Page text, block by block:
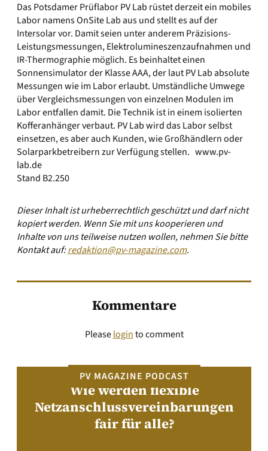
Das Potsdamer Prüflabor PV Lab rüstet derzeit ein mobiles
Labor namens OnSite Lab aus und stellt es auf der
Intersolar vor. Damit seien unter anderem Präzisions-
Leistungsmessungen, Elektrolumineszenzaufnahmen und
IR-Thermographie möglich. Es beinhaltet einen
Sonnensimulator der Klasse AAA, der laut PV Lab absolute
Messungen wie im Labor erlaubt. Umständliche Umwege
über Vergleichsmessungen von einzelnen Modulen im
Labor entfallen damit. Die Technik ist in einem isolierten
Kofferanhänger verbaut. PV Lab wird das Labor selbst
einsetzen, es aber auch Kunden, wie Großhändlern oder
Solarparkbetreibern zur Verfügung stellen. www.pv-
lab.de
Stand B2.250
Dieser Inhalt ist urheberrechtlich geschützt und darf nicht
kopiert werden. Wenn Sie mit uns kooperieren und
Inhalte von uns teilweise nutzen wollen, nehmen Sie bitte
Kontakt auf:redaktion@pv-magazine.com.
Kommentare
Pleaseloginto comment
PV MAGAZINE PODCAST
Wie werden flexible
Netzanschlussvereinbarungen
fair für alle?